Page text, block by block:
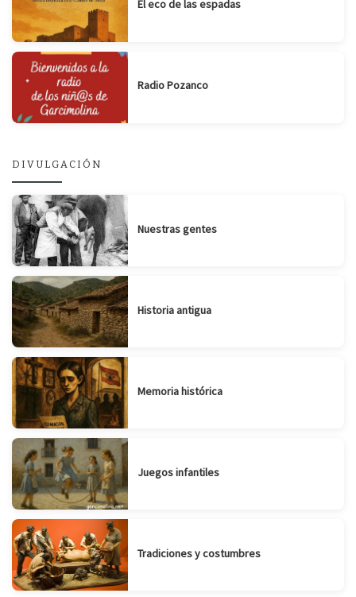
El eco de las espadas
Radio Pozanco
DIVULGACIÓN
Nuestras gentes
Historia antigua
Memoria histórica
Juegos infantiles
Tradiciones y costumbres